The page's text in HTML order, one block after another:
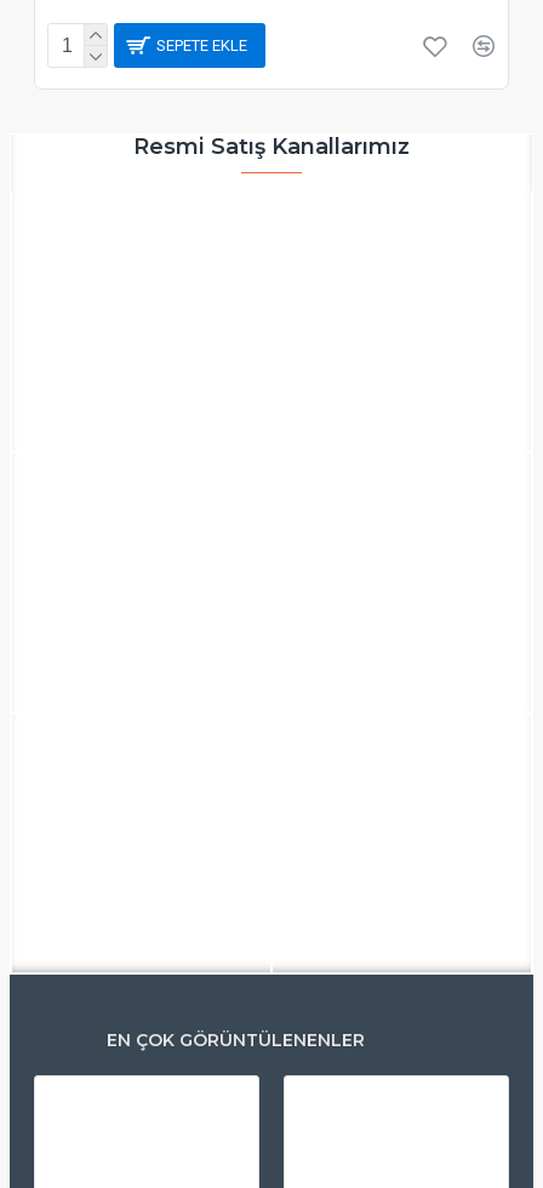
SEPETE EKLE
Resmi Satış Kanallarımız
EN ÇOK GÖRÜNTÜLENENLER